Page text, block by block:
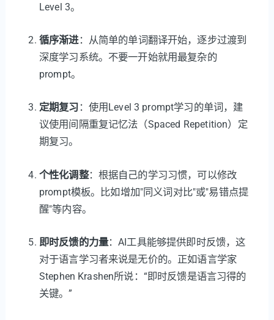
Level 3。
循序渐进：从简单的单词翻译开始，逐步过渡到
深度学习系统。不要一开始就用最复杂的
prompt。
定期复习 ：使用Level 3 prompt学习的单词，建
议使用间隔重复记忆法（Spaced Repetition）定
期复习。
个性化调整：根据自己的学习习惯，可以修改
prompt模板。比如增加"同义词对比"或"易错点提
醒"等内容。
即时反馈的力量：AI工具能够提供即时反馈，这
对于语言学习者来说是无价的。正如语言学家
Stephen Krashen所说：“即时反馈是语言习得的
关键。”